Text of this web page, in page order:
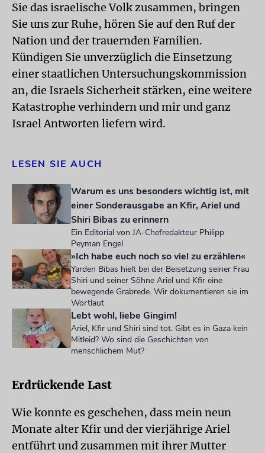
Sie das israelische Volk zusammen, bringen
Sie uns zur Ruhe, hören Sie auf den Ruf der
Nation und der trauernden Familien.
Kündigen Sie unverzüglich die Einsetzung
einer staatlichen Untersuchungskommission
an, die Israels Sicherheit stärken, eine weitere
Katastrophe verhindern und mir und ganz
Israel Antworten liefern wird.
LESEN SIE AUCH
Warum es uns besonders wichtig ist, mit
einer Sonderausgabe an Kfir, Ariel und
Shiri Bibas zu erinnern
Ein Editorial von JA-Chefredakteur Philipp
Peyman Engel
»Ich habe euch noch so viel zu erzählen«
Yarden Bibas hielt bei der Beisetzung seiner Frau
Shiri und seiner Söhne Ariel und Kfir eine
bewegende Grabrede. Wir dokumentieren sie im
Wortlaut
Lebt wohl, liebe Gingim!
Ariel, Kfir und Shiri sind tot. Gibt es in Gaza kein
Mitleid? Wo sind die Geschichten von
menschlichem Mut?
Erdrückende Last
Wie konnte es geschehen, dass mein neun
Monate alter Kfir und der vierjährige Ariel
entführt und zusammen mit ihrer Mutter